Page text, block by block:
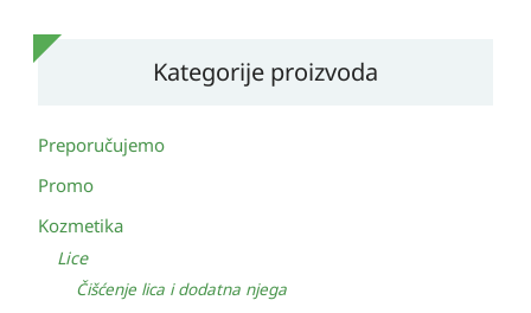
Kategorije proizvoda
Preporučujemo
Promo
Kozmetika
Lice
Čišćenje lica i dodatna njega